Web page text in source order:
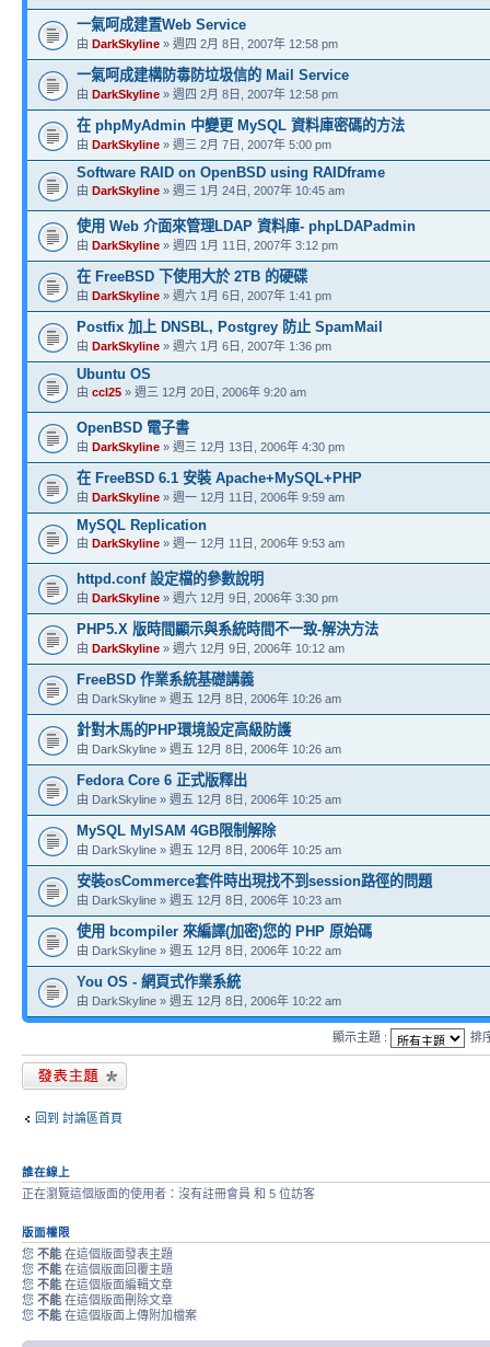
一氣呵成建置Web Service
由 DarkSkyline » 週四 2月 8日, 2007年 12:58 pm
一氣呵成建構防毒防垃圾信的 Mail Service
由 DarkSkyline » 週四 2月 8日, 2007年 12:58 pm
在 phpMyAdmin 中變更 MySQL 資料庫密碼的方法
由 DarkSkyline » 週三 2月 7日, 2007年 5:00 pm
Software RAID on OpenBSD using RAIDframe
由 DarkSkyline » 週三 1月 24日, 2007年 10:45 am
使用 Web 介面來管理LDAP 資料庫- phpLDAPadmin
由 DarkSkyline » 週四 1月 11日, 2007年 3:12 pm
在 FreeBSD 下使用大於 2TB 的硬碟
由 DarkSkyline » 週六 1月 6日, 2007年 1:41 pm
Postfix 加上 DNSBL, Postgrey 防止 SpamMail
由 DarkSkyline » 週六 1月 6日, 2007年 1:36 pm
Ubuntu OS
由 ccl25 » 週三 12月 20日, 2006年 9:20 am
OpenBSD 電子書
由 DarkSkyline » 週三 12月 13日, 2006年 4:30 pm
在 FreeBSD 6.1 安裝 Apache+MySQL+PHP
由 DarkSkyline » 週一 12月 11日, 2006年 9:59 am
MySQL Replication
由 DarkSkyline » 週一 12月 11日, 2006年 9:53 am
httpd.conf 設定檔的參數說明
由 DarkSkyline » 週六 12月 9日, 2006年 3:30 pm
PHP5.X 版時間顯示與系統時間不一致-解決方法
由 DarkSkyline » 週六 12月 9日, 2006年 10:12 am
FreeBSD 作業系統基礎講義
由 DarkSkyline » 週五 12月 8日, 2006年 10:26 am
針對木馬的PHP環境設定高級防護
由 DarkSkyline » 週五 12月 8日, 2006年 10:26 am
Fedora Core 6 正式版釋出
由 DarkSkyline » 週五 12月 8日, 2006年 10:25 am
MySQL MyISAM 4GB限制解除
由 DarkSkyline » 週五 12月 8日, 2006年 10:25 am
安裝osCommerce套件時出現找不到session路徑的問題
由 DarkSkyline » 週五 12月 8日, 2006年 10:23 am
使用 bcompiler 來編譯(加密)您的 PHP 原始碼
由 DarkSkyline » 週五 12月 8日, 2006年 10:22 am
You OS - 網頁式作業系統
由 DarkSkyline » 週五 12月 8日, 2006年 10:22 am
顯示主題 : 排
發表新主題
回到 討論區首頁
誰在線上
正在瀏覽這個版面的使用者：沒有註冊會員 和 5 位訪客
版面權限
您 不能 在這個版面發表主題
您 不能 在這個版面回覆主題
您 不能 在這個版面編輯文章
您 不能 在這個版面刪除文章
您 不能 在這個版面上傳附加檔案